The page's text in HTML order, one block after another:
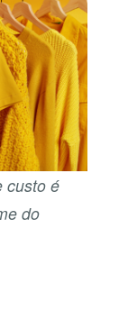
custo é
do